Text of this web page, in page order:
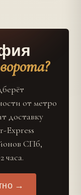
от метро
доставку
Express
СПб,
часа.
→